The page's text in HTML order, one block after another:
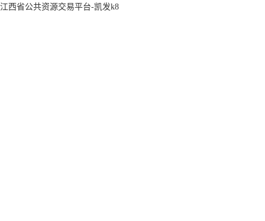
江西省公共资源交易平台-凯发k8